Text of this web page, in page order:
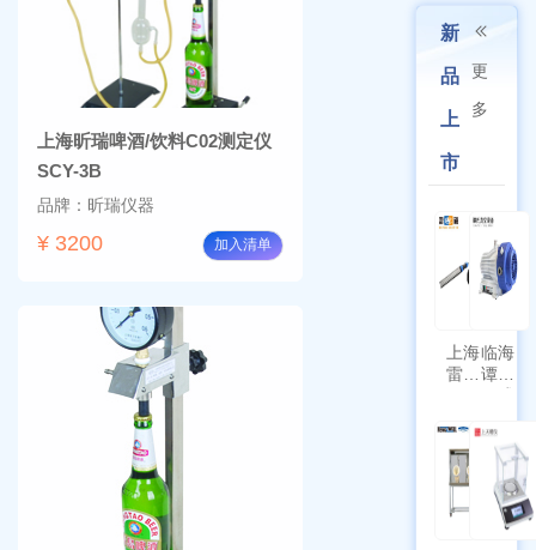
上海昕瑞啤酒/饮料C02测定仪
SCY-3B
品牌：昕瑞仪器
¥ 3200 加入清单
新
品
上
市
更
多
上海
雷磁
符合
新国
标带
功能
临海
谭氏
干式
泵
SPL-
10